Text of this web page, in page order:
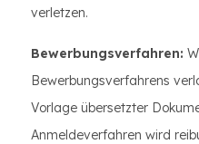
verletzen.
Bewerbungsverfahren:
Bewerbungsverfahrens
Vorlage übersetzter
Anmeldeverfahren wird